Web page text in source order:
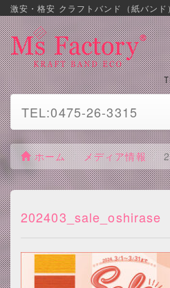
激安・格安 クラフトバンド（紙バンド
TEL:0475-26-3315
ホーム メディア情報
202403_sale_oshirase